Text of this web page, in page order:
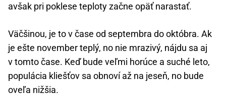
avšak pri poklese teploty začne opäť narastať.
Väčšinou, je to v čase od septembra do októbra. Ak
je ešte november teplý, no nie mrazivý, nájdu sa aj
v tomto čase. Keď bude veľmi horúce a suché leto,
populácia kliešťov sa obnoví až na jeseň, no bude
oveľa nižšia.